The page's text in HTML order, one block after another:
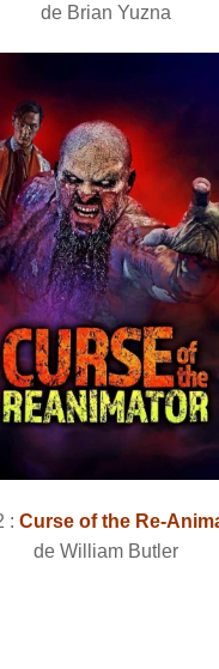
de Brian Yuzna
: Curse of the Re-
de William Butler